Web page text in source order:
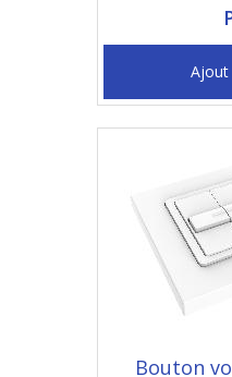
Ajout
Bouton